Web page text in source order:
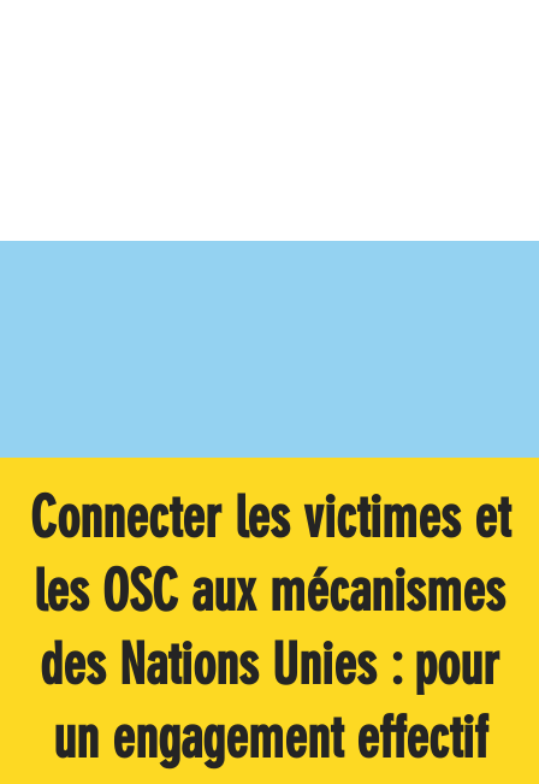
Connecter les victimes et
les OSC aux mécanismes
des Nations Unies : pour
un engagement effectif